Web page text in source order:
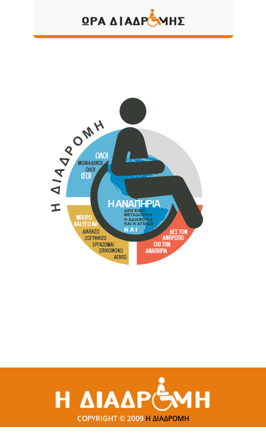
COPYRIGHT © 2009 Η ΔΙΑΔΡΟΜΗ